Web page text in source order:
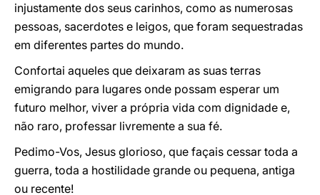
injustamente dos seus carinhos, como as numerosas
pessoas, sacerdotes e leigos, que foram sequestradas
em diferentes partes do mundo.
Confortai aqueles que deixaram as suas terras
emigrando para lugares onde possam esperar um
futuro melhor, viver a própria vida com dignidade e,
não raro, professar livremente a sua fé.
Pedimo-Vos, Jesus glorioso, que façais cessar toda a
guerra, toda a hostilidade grande ou pequena, antiga
ou recente!